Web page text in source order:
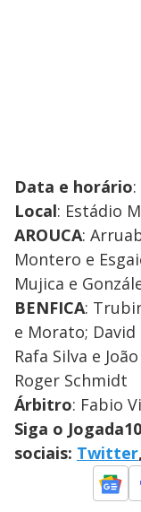
Data e horário
Local: Estádio
AROUCA:
Montero e
Mujica e
BENFICA:
e Morato; David
Rafa Silva e
Roger Schmidt
Árbitro: Fabio
Siga o
sociais: Twitter,